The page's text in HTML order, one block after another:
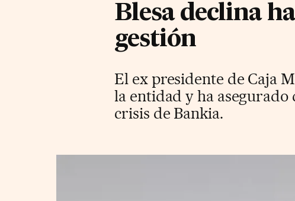
Blesa declina
gestión
El ex presidente de Caja
la entidad y ha asegurado
crisis de Bankia.